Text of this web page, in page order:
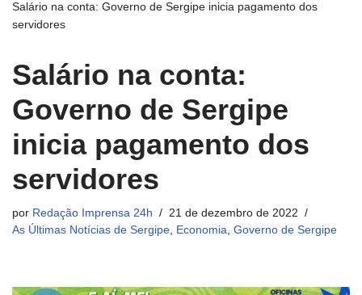
Salário na conta: Governo de Sergipe inicia pagamento dos
servidores
Salário na conta:
Governo de Sergipe
inicia pagamento dos
servidores
por Redação Imprensa 24h
21 de dezembro de 2022
As Últimas Notícias de Sergipe, Economia, Governo de Sergipe